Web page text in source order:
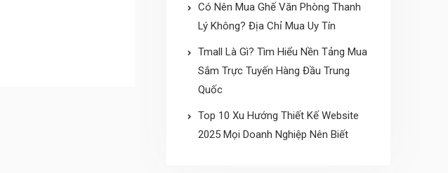
Có Nên Mua Ghế Văn Phòng Thanh
Lý Không? Địa Chỉ Mua Uy Tín
Tmall Là Gì? Tìm Hiểu Nền Tảng Mua
Sắm Trực Tuyến Hàng Đầu Trung
Quốc
Top 10 Xu Hướng Thiết Kế Website
2025 Mọi Doanh Nghiệp Nên Biết